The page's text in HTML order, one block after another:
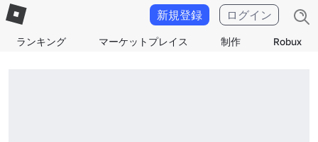
ランキング マーケットプレイス 制作 Robux
新規登録 ログイン